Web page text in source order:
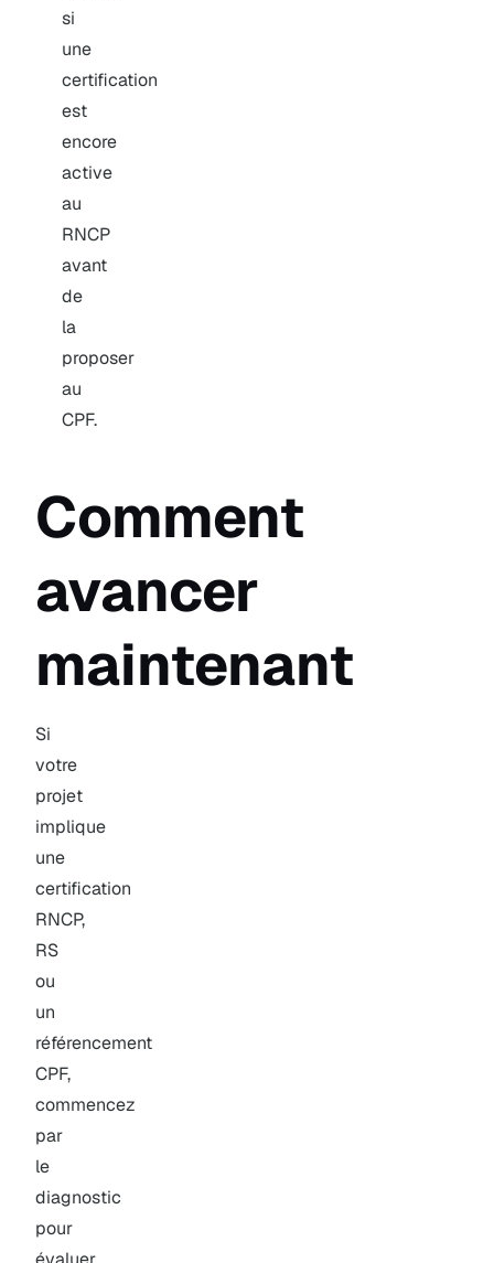
si
une
certification
est
encore
active
au
RNCP
avant
de
la
proposer
au
CPF.
Comment
avancer
maintenant
Si
votre
projet
implique
une
certification
RNCP,
RS
ou
un
référencement
CPF,
commencez
par
le
diagnostic
pour